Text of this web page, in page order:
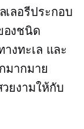
ลอรีประกอบ
องชนิด
งทะเล และ
มากมาย
ยงามให้กับ